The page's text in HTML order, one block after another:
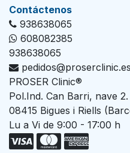
Con​tác​tenos
938638065
608082385
938638065
pedidos@proserclinic.es
PROSER Clinic®
Pol.Ind. Can Barri, nave 2.
08415 Bigues i Riells
Lu a Vi de 9:00 - 17:00 h